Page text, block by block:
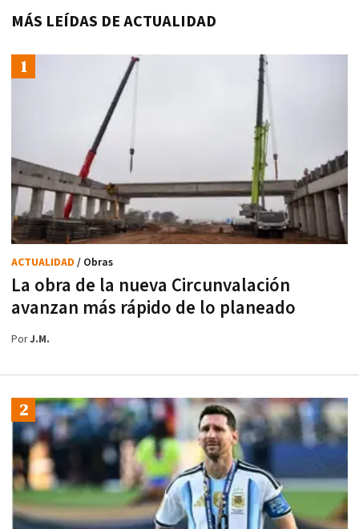
MÁS LEÍDAS DE ACTUALIDAD
La obra de la nueva Circunvalación
avanzan más rápido de lo planeado
ACTUALIDAD / Obras
PorJ.M.